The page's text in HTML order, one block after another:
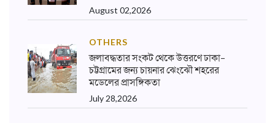
August 02,2026
OTHERS
জলাবদ্ধতার সংকট থেকে উত্তরণে ঢাকা–
চট্টগ্রামের জন্য চায়নার ঝেংঝৌ শহরের
মডেলের প্রাসঙ্গিকতা
July 28,2026